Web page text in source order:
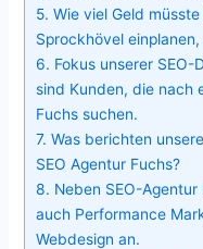
5. Wie viel Geld
Sprockhövel
6. Fokus unserer
sind Kunden, die nach
Fuchs suchen.
7. Was berichten
SEO Agentur Fuchs?
8. Neben SEO-
auch Performance
Webdesign an.